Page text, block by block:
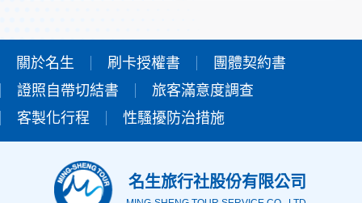
本網站在您使用服務信箱、問卷調查等互動性功能時，會保留
您所提供的姓名、電子郵件地址、聯絡方式及使用時間等。
於一般瀏覽時，伺服器會自行記錄相關行徑，包括您使用連線
設備的IP位址、使用時間、使用的瀏覽器、瀏覽及點選資料記
用，決不對外公佈。
外，我們會視需要公佈統計數據及說明文字，但不涉及特定個
人之資料。
關於名生 刷卡授權書
團體契約書
證照自帶切結書
旅客滿意度調查
客製化行程
性騷擾防治措施
名生旅行社股份有限公司